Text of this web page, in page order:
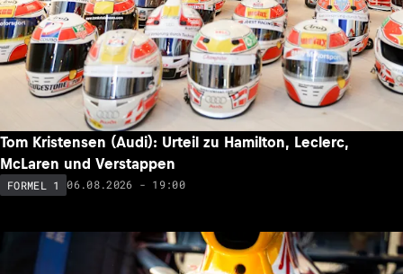
Tom Kristensen (Audi): Urteil zu Hamilton, Leclerc,
McLaren und Verstappen
FORMEL 1 06.08.2026 - 19:00